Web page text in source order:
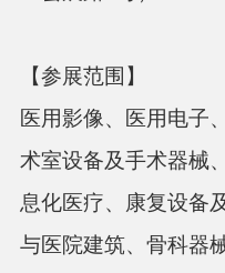
【参展范围】
医用影像、医用电子
术室设备及手术器械
息化医疗、康复设备
与医院建筑、骨科器